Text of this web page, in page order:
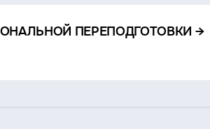
ПЕРЕПОДГОТОВКИ →